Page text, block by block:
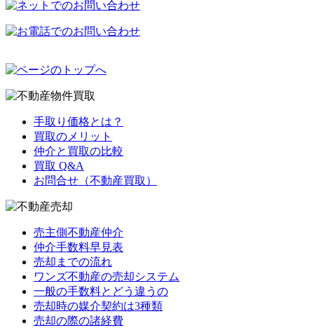
手取り価格とは？
買取のメリット
仲介と買取の比較
買取 Q&A
お問合せ（不動産買取）
売主側不動産仲介
仲介手数料早見表
売却までの流れ
ワンズ不動産の売却システム
一般の手数料とどう違うの
売却時の媒介契約は3種類
売却の際の諸経費